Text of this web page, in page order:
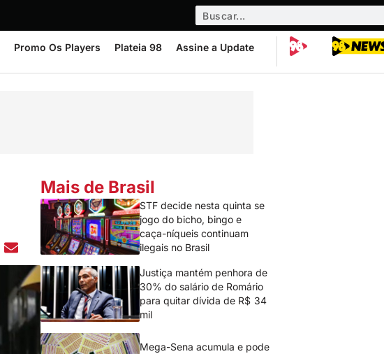
Promo Os Players Plateia 98 Assine a Update
Mais de Brasil
STF decide nesta quinta se
jogo do bicho, bingo e
caça-níqueis continuam
ilegais no Brasil
Justiça mantém penhora de
30% do salário de Romário
para quitar dívida de R$ 34
mil
Mega-Sena acumula e pode